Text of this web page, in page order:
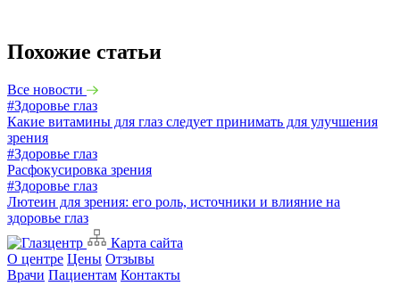
Похожие статьи
Все новости
#Здоровье глаз
Какие витамины для глаз следует принимать для улучшения
зрения
#Здоровье глаз
Расфокусировка зрения
#Здоровье глаз
Лютеин для зрения: его роль, источники и влияние на
здоровье глаз
Карта сайта
О центре Цены Отзывы
Врачи Пациентам Контакты